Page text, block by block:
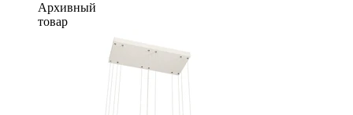
Архивный
товар